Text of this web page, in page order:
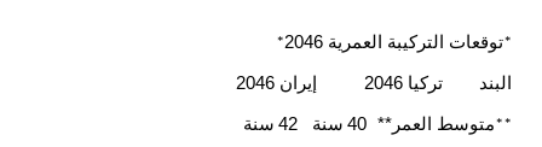
العمرية 2046 *
إيران 2046
40 سنة 42سنة